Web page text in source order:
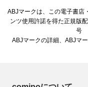
ABJマークは、この電子書店
ンツ使用許諾を得た正規版
号
ABJマークの詳細、ABJマ